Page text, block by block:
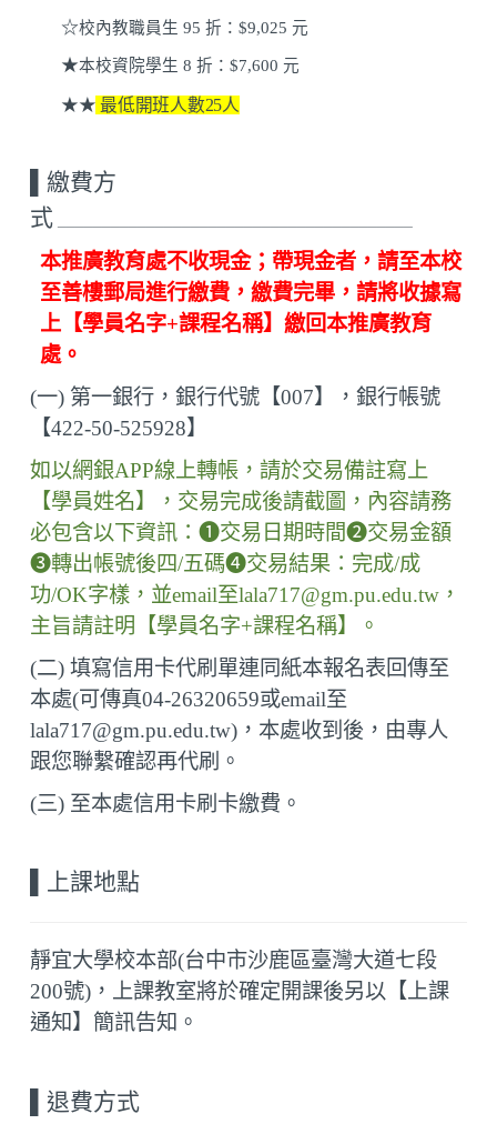
☆校內教職員生 95 折：$9,025 元
★本校資院學生 8 折：$7,600 元
★★ 最低開班人數25人
繳費方
式
本推廣教育處不收現金；帶現金者，請至本校
至善樓郵局進行繳費，繳費完畢，請將收據寫
上【學員名字+課程名稱】繳回本推廣教育
處。
(一) 第一銀行，銀行代號【007】，銀行帳號
【422-50-525928】
如以網銀APP線上轉帳，請於交易備註寫上
【學員姓名】，交易完成後請截圖，內容請務
必包含以下資訊： ❶交易日期時間❷交易金額
❸轉出帳號後四/五碼❹交易結果：完成/成
功/OK字樣，並email至lala717@gm.pu.edu.tw ，
主旨請註明【學員名字+課程名稱】。
(二) 填寫信用卡代刷單連同紙本報名表回傳至
本處(可傳真04-26320659或email至
lala717@gm.pu.edu.tw) ，本處收到後，由專人
跟您聯繫確認再代刷。
(三) 至本處信用卡刷卡繳費。
上課地點
靜宜大學校本部(台中市沙鹿區臺灣大道七段
200號)，上課教室將於確定開課後另以【上課
通知】簡訊告知。
退費方式